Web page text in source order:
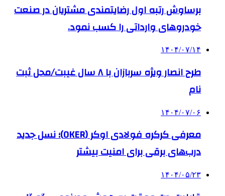
برساوش رتبه اول رضایتمندی مشتریان در صنعت
خودروهای وارداتی را کسب نمود.
۱۴۰۴/۰۷/۱۴
طرح انصار ویژه سربازان با ۸ سال غیبت/محل ثبت
نام
۱۴۰۴/۰۷/۰۶
معرفی کرکره فولادی اوکر (OKER)؛ نسل جدید
درب‌های برقی برای امنیت بیشتر
۱۴۰۴/۰۵/۲۳